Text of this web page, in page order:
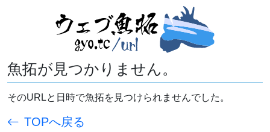
魚拓が見つかりません。
そのURLと日時で魚拓を見つけられませんでした。
TOPへ戻る